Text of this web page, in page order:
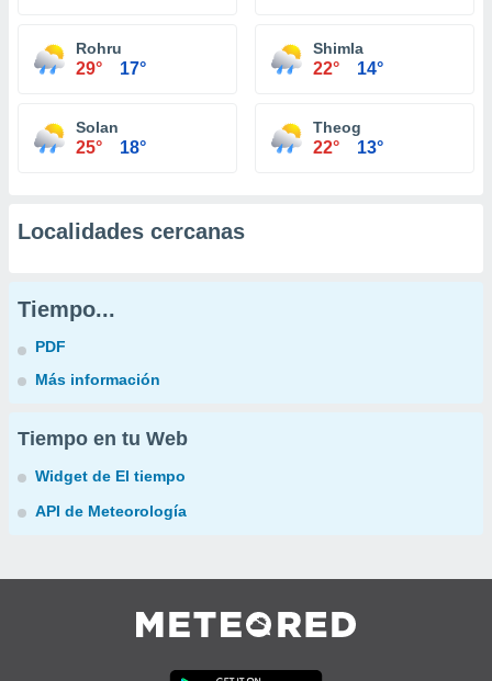
Rohru
29° 17°
Shimla
22° 14°
Solan
25° 18°
Theog
22° 13°
Localidades cercanas
Tiempo...
PDF
Más información
Tiempo en tu Web
Widget de El tiempo
API de Meteorología